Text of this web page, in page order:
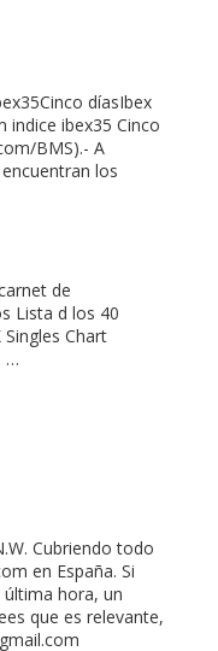
díasIbex
indice ibex35 Cinco
BMS).- A
los
de
Lista d los 40
Chart
…
Cubriendo todo
en España. Si
hora, un
que es relevante,